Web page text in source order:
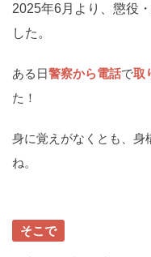
四国
九州・沖縄
2025年6月より、懲役
した。
ある日警察から電話で取
た！
身に覚えがなくとも、身
ね。
そこで